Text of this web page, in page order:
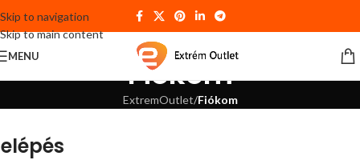
Skip to navigation
Skip to main content
MENU Fiókom
ExtremOutlet/Fiókom